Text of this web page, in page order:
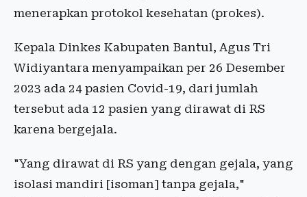
menerapkan protokol kesehatan (prokes).
Kepala Dinkes Kabupaten Bantul, Agus Tri
Widiyantara menyampaikan per 26 Desember
2023 ada 24 pasien Covid-19, dari jumlah
tersebut ada 12 pasien yang dirawat di RS
karena bergejala.
"Yang dirawat di RS yang dengan gejala, yang
isolasi mandiri [isoman] tanpa gejala,"